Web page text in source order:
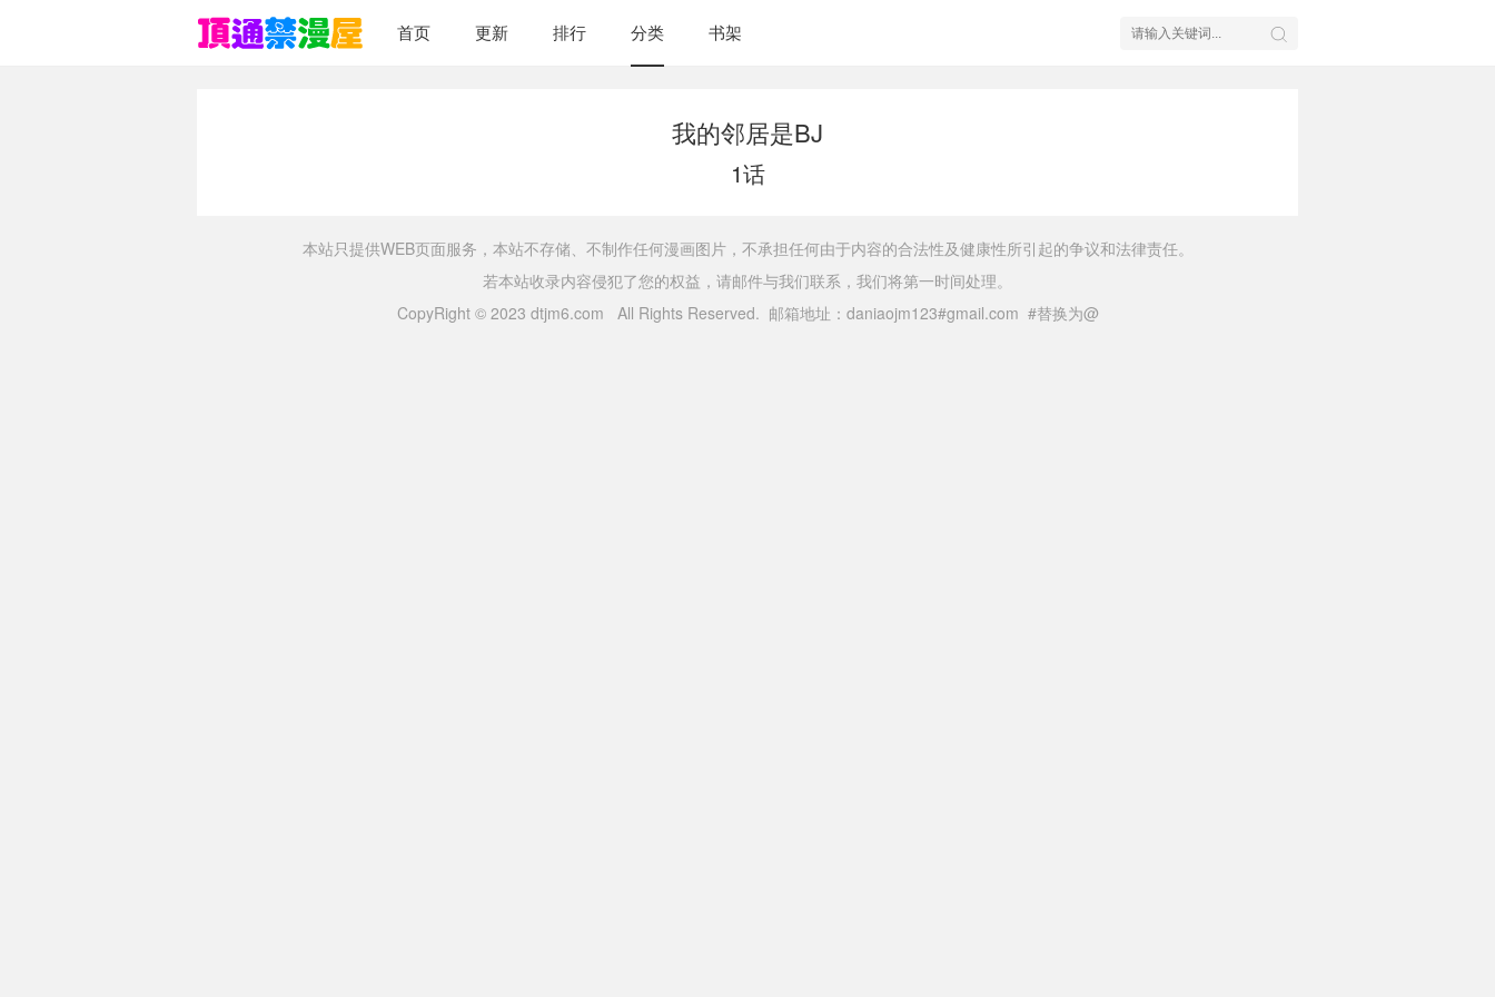
首页 更新 排行 分类 书架
我的邻居是BJ
1话
本站只提供WEB页面服务，本站不存储、不制作任何漫画图片，不承担任何由于内容的合法性及健康性所引起的争议和法律责任。
若本站收录内容侵犯了您的权益，请邮件与我们联系，我们将第一时间处理。
CopyRight © 2023 dtjm6.com All Rights Reserved. 邮箱地址：daniaojm123#gmail.com #替换为@